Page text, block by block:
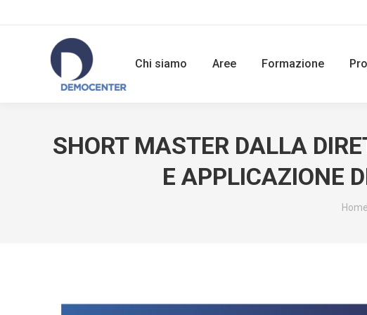
Chi siamo Aree Formazione
SHORT MASTER DALLA
E APPLICAZIONE
You
Home